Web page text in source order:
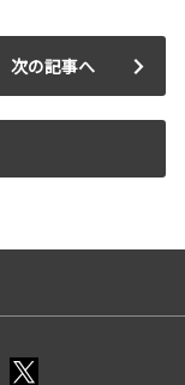
次の記事へ